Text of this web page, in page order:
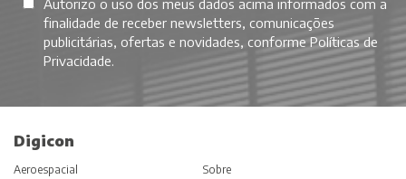
Autorizo o uso dos meus dados acima informados com a
finalidade de receber newsletters, comunicações
publicitárias, ofertas e novidades, conformePolíticas de
Privacidade.
Digicon
Aeroespacial
Sobre